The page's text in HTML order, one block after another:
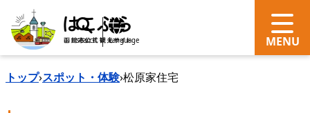
search Language
トップ›スポット・体験›松原家住宅